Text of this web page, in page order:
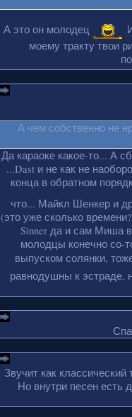
А это он молодец
моему тракту твои
А чем собственно не
Да караоке какое-то... А
...Dast и не как не
конца в обратном
что... Майкл Шенкер и
(это уже сколько
Sinner да и сам Миша
молодцы конечно со-
выпуском солянки,
равнодушны к эстраде,
Звучит как
Но внутри песен есть